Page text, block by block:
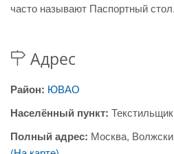
часто называют Паспортный стол.
Адрес
Район: ЮВАО
Населённый пункт:
Полный адрес: Москва,